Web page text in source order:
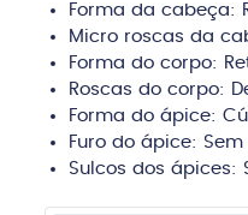
Forma da cabeça:
Micro roscas da
Forma do corpo:
Roscas do corpo:
Forma do ápice:
Furo do ápice:
Sulcos dos ápices: